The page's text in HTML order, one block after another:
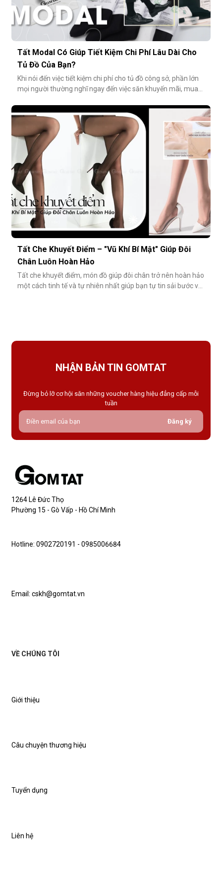
Tất Modal Có Giúp Tiết Kiệm Chi Phí Lâu Dài Cho
Tủ Đồ Của Bạn?
Khi nói đến việc tiết kiệm chi phí cho tủ đồ công sở, phần lớn
mọi người thường nghĩ ngay đến việc săn khuyến mãi, mua
cách tiết kiệm bền vững và tinh tế hơn rất nhiều: đầu tư vào
chất lượng từ những món nhỏ nhất. Cụ thể hơn, tất modal
không chỉ
Tất Che Khuyết Điểm – "Vũ Khí Bí Mật" Giúp Đôi
Chân Luôn Hoàn Hảo
Tất che khuyết điểm, món đồ giúp đôi chân trở nên hoàn hảo
một cách tinh tế và tự nhiên nhất giúp bạn tự tin sải bước với
NHẬN BẢN TIN GOMTAT
Đừng bỏ lỡ cơ hội săn những voucher hàng hiệu đẳng cấp mỗi
tuần
Đăng ký
1264 Lê Đức Thọ
Phường 15 - Gò Vấp - Hồ Chí Minh
Hotline: 0902720191 - 0985006684
Email: cskh@gomtat.vn
VỀ CHÚNG TÔI
Giới thiệu
Câu chuyện thương hiệu
Tuyển dụng
Liên hệ